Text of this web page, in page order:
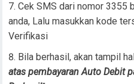
Cek SMS dari nomor 3355
anda, Lalu masukkan kode
Verifikasi
Bila berhasil, akan tampil
atas pembayaran Auto Debit